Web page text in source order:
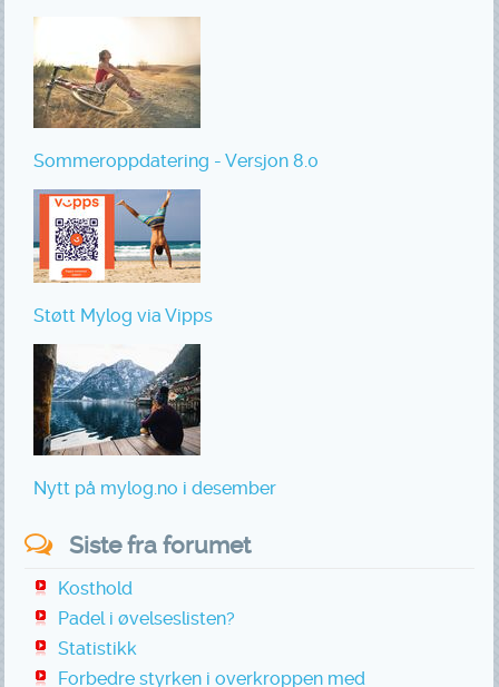
Sommeroppdatering - Versjon 8.0
Støtt Mylog via Vipps
Nytt på mylog.no i desember
Siste fra forumet
Kosthold
Padel i øvelseslisten?
Statistikk
Forbedre styrken i overkroppen med